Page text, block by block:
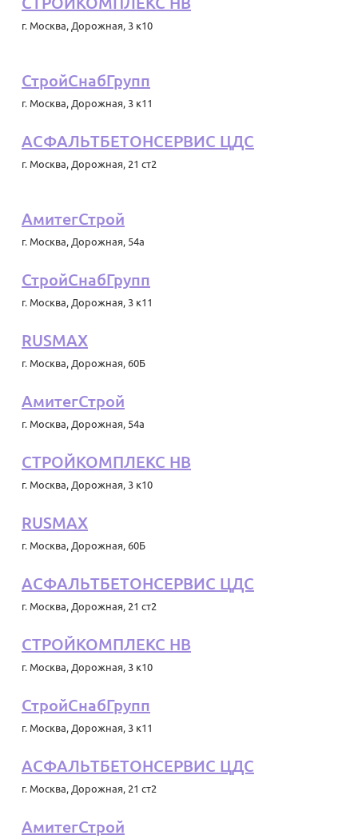
г. Москва, Дорожная, 3 к10
СтройСнабГрупп
г. Москва, Дорожная, 3 к11
АСФАЛЬТБЕТОНСЕРВИС ЦДС
г. Москва, Дорожная, 21 ст2
АмитегСтрой
г. Москва, Дорожная, 54а
СтройСнабГрупп
г. Москва, Дорожная, 3 к11
RUSMAX
г. Москва, Дорожная, 60Б
АмитегСтрой
г. Москва, Дорожная, 54а
СТРОЙКОМПЛЕКС НВ
г. Москва, Дорожная, 3 к10
RUSMAX
г. Москва, Дорожная, 60Б
АСФАЛЬТБЕТОНСЕРВИС ЦДС
г. Москва, Дорожная, 21 ст2
СТРОЙКОМПЛЕКС НВ
г. Москва, Дорожная, 3 к10
СтройСнабГрупп
г. Москва, Дорожная, 3 к11
АСФАЛЬТБЕТОНСЕРВИС ЦДС
г. Москва, Дорожная, 21 ст2
АмитегСтрой